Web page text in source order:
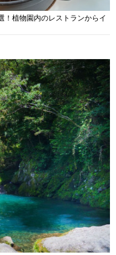
！植物園内のレストランからイ